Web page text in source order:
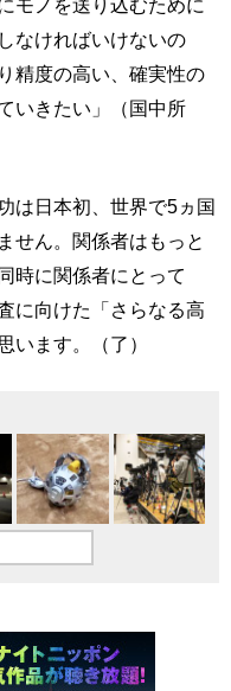
モノを送り込むために
なければいけないの
精度の高い、確実性の
いきたい」（国中所
は日本初、世界で5ヵ国
せん。関係者はもっと
時に関係者にとって
に向けた「さらなる高
います。（了）